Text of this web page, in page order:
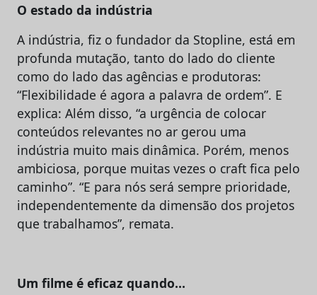
O estado da indústria
A indústria, fiz o fundador da Stopline, está em
profunda mutação, tanto do lado do cliente
como do lado das agências e produtoras:
“Flexibilidade é agora a palavra de ordem”. E
explica: Além disso, “a urgência de colocar
conteúdos relevantes no ar gerou uma
indústria muito mais dinâmica. Porém, menos
ambiciosa, porque muitas vezes o craft fica pelo
caminho”. “E para nós será sempre prioridade,
independentemente da dimensão dos projetos
que trabalhamos”, remata.
Um filme é eficaz quando…